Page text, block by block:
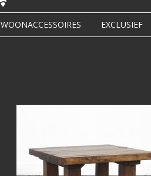
WOONACCESSOIRES EXCLUSIEF